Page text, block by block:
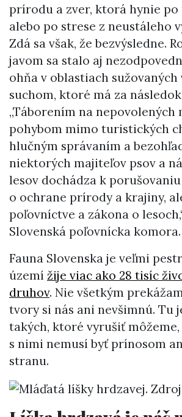
prírodu a zver, ktorá hynie po
alebo po strese z neustáleho
Zdá sa však, že bezvýsledne.
javom sa stalo aj
ohňa v oblastiach sužovaných
suchom, ktoré má za
„Táborením na nepovolených
pohybom mimo turistických
hlučným správaním a
niektorých majiteľov psov a
lesov dochádza k
o ochrane prírody a krajiny,
poľovníctve a zákona o
Slovenská poľovnícka komora.
Fauna Slovenska je veľmi
území žije viac ako 28 tisíc
druhov. Nie všetkým
tvory si nás ani nevšimnú. Tu
takých, ktoré vyrušiť
s nimi nemusí byť prínosom
stranu.